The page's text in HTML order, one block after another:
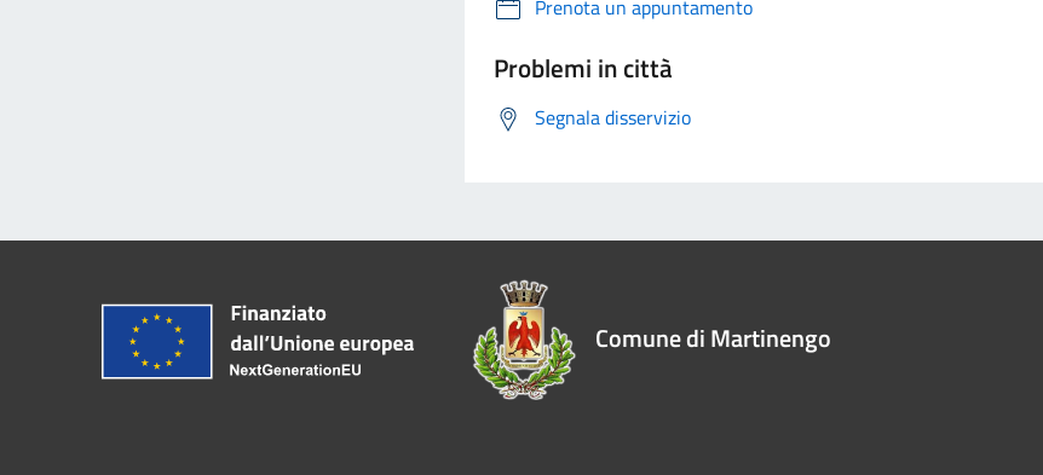
Prenota un appuntamento
Problemi in città
Segnala disservizio
Comune di Martinengo